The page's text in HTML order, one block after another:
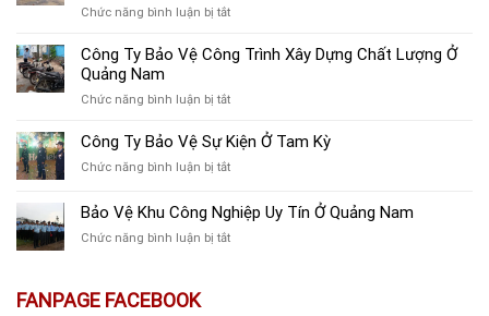
Chức năng bình luận bị tắtở
Ty
Bảo
Khách
Chuyên
Nam
Công Ty Bảo Vệ Công Trình Xây Dựng Chất Lượng Ở
Quảng Nam
Chức năng bình luận bị tắtở
Ty
Bảo
Vệ
Trình
Dựng
Công Ty Bảo Vệ Sự Kiện Ở Tam Kỳ
Chức năng bình luận bị tắtở
Ty
Bảo
Vệ
Bảo Vệ Khu Công Nghiệp Uy Tín Ở Quảng Nam
Chức năng bình luận bị tắtở
FANPAGE FACEBOOK